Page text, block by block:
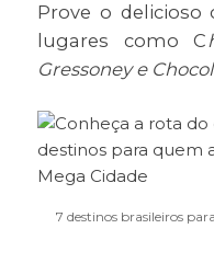
Prove o delicioso
lugares como C
Gressoney e
7 destinos brasileiros